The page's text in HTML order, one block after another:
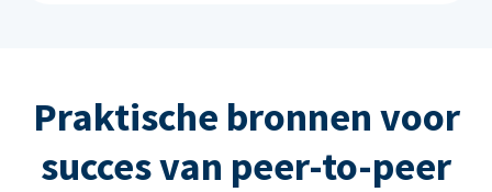
Praktische bronnen voor
succes van peer-to-peer